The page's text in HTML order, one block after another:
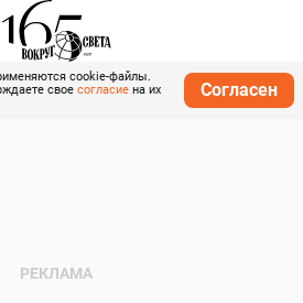
cookie-файлы.
свое согласие на их
Согласен